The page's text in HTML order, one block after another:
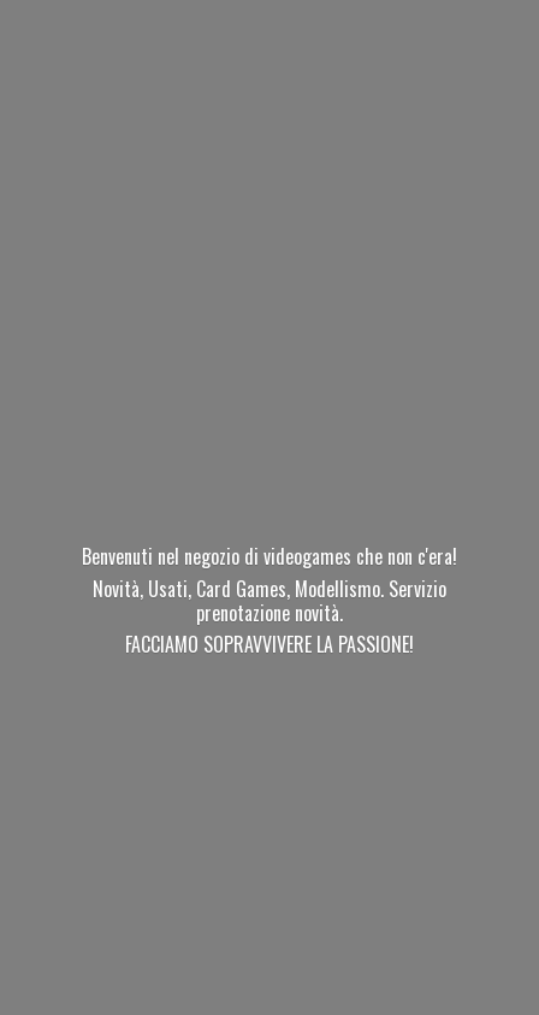
Benvenuti nel negozio di videogames che non c'era!
Novità, Usati, Card Games, Modellismo. Servizio
prenotazione novità.
FACCIAMO SOPRAVVIVERE LA PASSIONE!